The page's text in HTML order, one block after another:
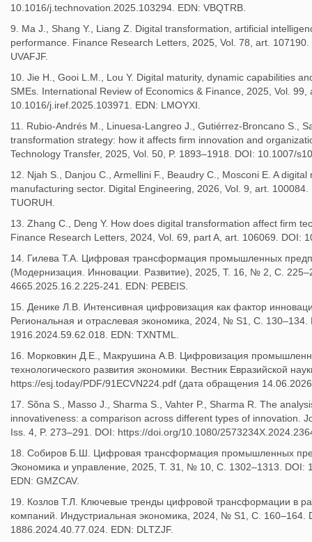
10.1016/j.technovation.2025.103294. EDN: VBQTRB.
9. Ma J., Shang Y., Liang Z. Digital transformation, artificial
performance. Finance Research Letters, 2025, Vol. 78, art.
UVAFJF.
10. Jie H., Gooi L.M., Lou Y. Digital maturity, dynamic capabilities
SMEs. International Review of Economics & Finance, 2025, Vol. 99,
10.1016/j.iref.2025.103971. EDN: LMOYXI.
11. Rubio-Andrés M., Linuesa-Langreo J., Gutiérrez-Broncano S.,
transformation strategy: how it affects firm innovation and
Technology Transfer, 2025, Vol. 50, P. 1893–1918. DOI: 10.1007/
12. Njah S., Danjou C., Armellini F., Beaudry C., Mosconi E. A
manufacturing sector. Digital Engineering, 2026, Vol. 9, art.
TUORUH.
13. Zhang C., Deng Y. How does digital transformation affect firm
Finance Research Letters, 2024, Vol. 69, part A, art. 106069. DOI:
14. Гилева Т.А. Цифровая трансформация промышленных
(Модернизация. Инновации. Развитие), 2025, Т. 16, № 2, С.
4665.2025.16.2.225-241. EDN: PEBEIS.
15. Денике Л.В. Интенсивная цифровизация как фактор
Региональная и отраслевая экономика, 2024, № S1, С.
1916.2024.59.62.018. EDN: TXNTML.
16. Морковкин Д.Е., Макрушина А.В. Цифровизация
технологического развития экономики. Вестник Евразийской
https://esj.today/PDF/91ECVN224.pdf (дата обращения
17. Sõna S., Masso J., Sharma S., Vahter P., Sharma R. The
innovativeness: a comparison across different types of innovation.
Iss. 4, P. 273–291. DOI: https://doi.org/10.1080/
18. Собиров Б.Ш. Цифровая трансформация промышленных
Экономика и управление, 2025, Т. 31, № 10, С. 1302–1313. DOI:
EDN: GMZCAV.
19. Козлов Т.Л. Ключевые тренды цифровой трансформации в
компаний. Индустриальная экономика, 2024, № S1, С. 160–164.
1886.2024.40.77.024. EDN: DLTZJF.